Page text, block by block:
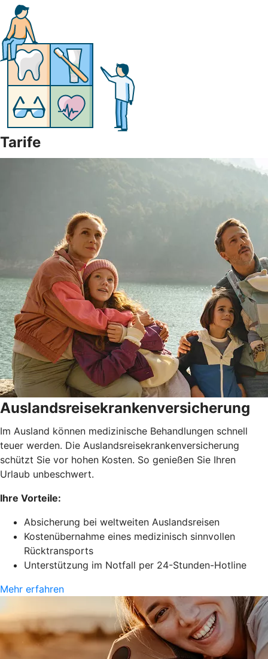
Tarife
Auslandsreisekrankenversicherung
Im Ausland können medizinische Behandlungen schnell
teuer werden. Die Auslandsreisekrankenversicherung
schützt Sie vor hohen Kosten. So genießen Sie Ihren
Urlaub unbeschwert.
Ihre Vorteile:
Absicherung bei weltweiten Auslandsreisen
Kostenübernahme eines medizinisch sinnvollen
Rücktransports
Unterstützung im Notfall per 24-Stunden-Hotline
Mehr erfahren